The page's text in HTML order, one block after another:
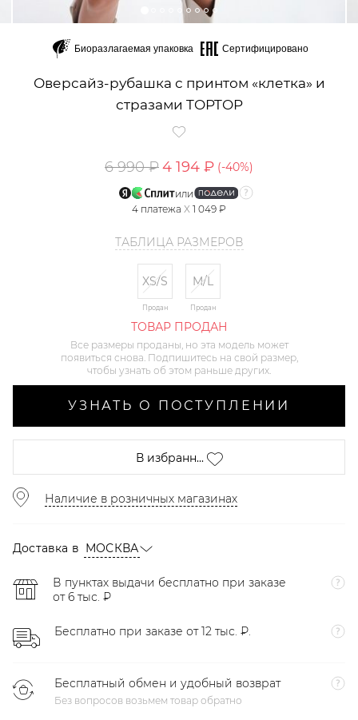
Биоразлагаемая упаковка Сертифицировано
Оверсайз-рубашка с принтом «клетка» и
стразами TOPTOP
6 990 ₽4 194 ₽ (-40%)
или
4 платежа X 1 049 ₽
ТАБЛИЦА РАЗМЕРОВ
XS/S
Продан
M/L
Продан
ТОВАР ПРОДАН
Все размеры проданы, но эта модель может
появиться снова. Подпишитесь на свой размер,
чтобы узнать об этом раньше других.
УЗНАТЬ О ПОСТУПЛЕНИИ
В избранн...
Наличие в розничных магазинах
Доставка в МОСКВА
В пунктах выдачи бесплатно при заказе
от 6 тыс. ₽
Бесплатно при заказе от 12 тыс. ₽.
Бесплатный обмен и удобный возврат
Без вопросов возьмем товар обратно